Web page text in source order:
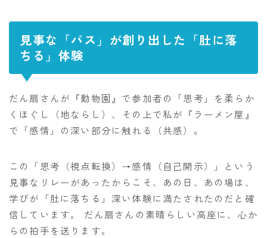
見事な「パス」が創り出した「肚に落
ちる」体験
だん扇さんが『動物園』で参加者の「思考」を柔らか
くほぐし（地ならし）、その上で私が『ラーメン屋』
で「感情」の深い部分に触れる（共感）。
この「思考（視点転換）→感情（自己開示）」という
見事なリレーがあったからこそ、あの日、あの場は、
学びが「肚に落ちる」深い体験に満たされたのだと確
信しています。 だん扇さんの素晴らしい高座に、心か
らの拍手を送ります。